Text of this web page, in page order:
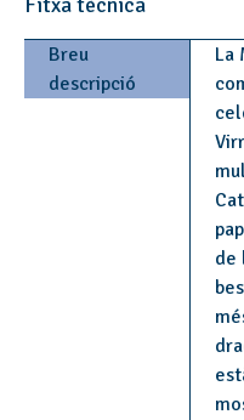
Breu
descripció
La
de